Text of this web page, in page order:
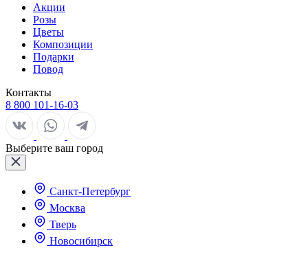
Акции
Розы
Цветы
Композиции
Подарки
Повод
Контакты
8 800 101-16-03
Выберите ваш город
Санкт-Петербург
Москва
Тверь
Новосибирск